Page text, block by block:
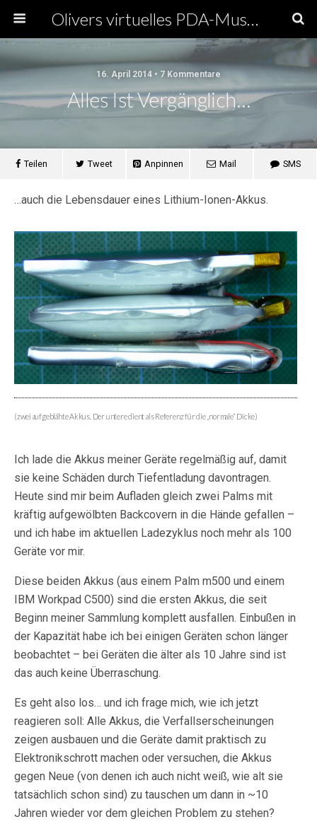
Olivers virtuelles PDA-Museum
16. April 2014 • 7 Kommentare
Alles Ist Vergänglich…
Teilen Tweet Anpinnen Mail SMS
…auch die Lebensdauer eines Lithium-Ionen-Akkus.
(zwei aufgeblähte Akkus. Der untere dient als Referenz für die „normale“ Dicke)
Ich lade die Akkus meiner Geräte regelmäßig auf, damit
sie keine Schäden durch Tiefentladung davontragen.
Heute sind mir beim Aufladen gleich zwei Palms mit
kräftig aufgewölbten Backcovern in die Hände gefallen –
und ich habe im aktuellen Ladezyklus noch mehr als 100
Geräte vor mir.
Diese beiden Akkus (aus einem Palm m500 und einem
IBM Workpad C500) sind die ersten Akkus, die seit
Beginn meiner Sammlung komplett ausfallen. Einbußen in
der Kapazität habe ich bei einigen Geräten schon länger
beobachtet – bei Geräten die älter als 10 Jahre sind ist
das auch keine Überraschung.
Es geht also los… und ich frage mich, wie ich jetzt
reagieren soll: Alle Akkus, die Verfallserscheinungen
zeigen ausbauen und die Geräte damit praktisch zu
Elektronikschrott machen oder versuchen, die Akkus
gegen Neue (von denen ich auch nicht weiß, wie alt sie
tatsächlich schon sind) zu tauschen um dann in ~10
Jahren wieder vor dem gleichen Problem zu stehen?